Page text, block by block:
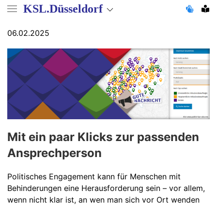
Direkt
Inhalt
KSL.Düsseldorf
06.02.2025
Mit ein paar Klicks zur passenden
Ansprechperson
Politisches Engagement kann für Menschen mit
Behinderungen eine Herausforderung sein – vor allem,
wenn nicht klar ist, an wen man sich vor Ort wenden